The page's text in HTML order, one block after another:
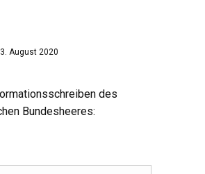
August 2020
des
Bundesheeres: